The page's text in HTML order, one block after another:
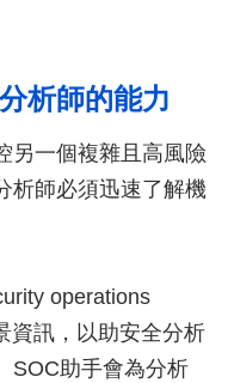
析師的能力
另一個複雜且高風險
析師必須迅速了解機
operations
資訊，以助安全分析
SOC助手會為分析